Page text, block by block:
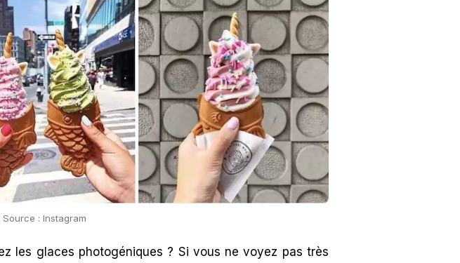
Source : Instagram
les glaces photogéniques ? Si vous ne voyez pas très